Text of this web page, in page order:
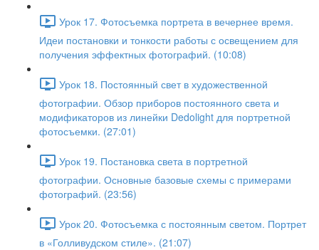
Урок 17. Фотосъемка портрета в вечернее время.
Идеи постановки и тонкости работы с освещением для
получения эффектных фотографий. (10:08)
Урок 18. Постоянный свет в художественной
фотографии. Обзор приборов постоянного света и
модификаторов из линейки Dedolight для портретной
фотосъемки. (27:01)
Урок 19. Постановка света в портретной
фотографии. Основные базовые схемы с примерами
фотографий. (23:56)
Урок 20. Фотосъемка с постоянным светом. Портрет
в «Голливудском стиле». (21:07)